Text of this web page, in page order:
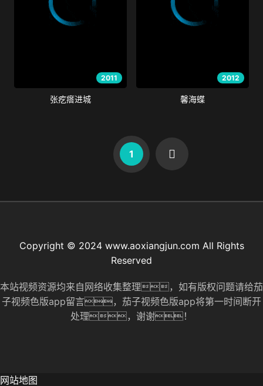
2011
张疙瘩进城
2012
馨海蝶
1
Copyright © 2024 www.aoxiangjun.com All Rights
Reserved
本站视频资源均来自网络收集整理，如有版权问题请给茄
子视频色版app留言，茄子视频色版app将第一时间断开
处理，谢谢！
网站地图